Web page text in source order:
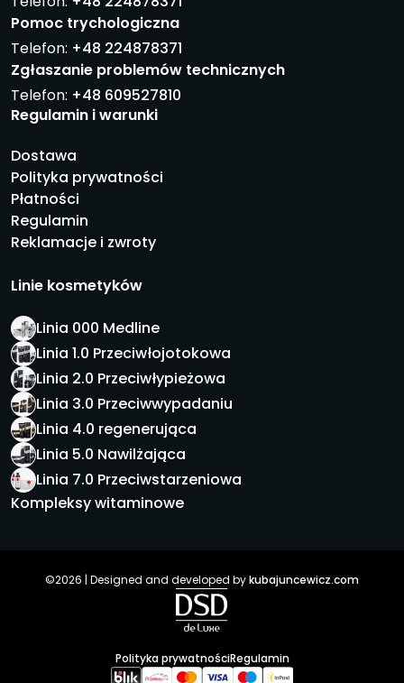
Pomoc trychologiczna
Telefon: +48 224878371
Zgłaszanie problemów technicznych
Telefon: +48 609527810
Regulamin i warunki
Dostawa
Polityka prywatności
Płatności
Regulamin
Reklamacje i zwroty
Linie kosmetyków
Linia 000 Medline
Linia 1.0 Przeciwłojotokowa
Linia 2.0 Przeciwłypieżowa
Linia 3.0 Przeciwwypadaniu
Linia 4.0 regenerująca
Linia 5.0 Nawilżająca
Linia 7.0 Przeciwstarzeniowa
Kompleksy witaminowe
©2026 | Designed and developed bykubajuncewicz.com
Polityka prywatnościRegulamin